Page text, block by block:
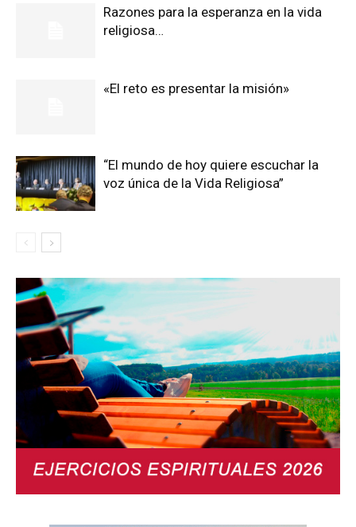
Razones para la esperanza en la vida
religiosa…
«El reto es presentar la misión»
“El mundo de hoy quiere escuchar la
voz única de la Vida Religiosa”